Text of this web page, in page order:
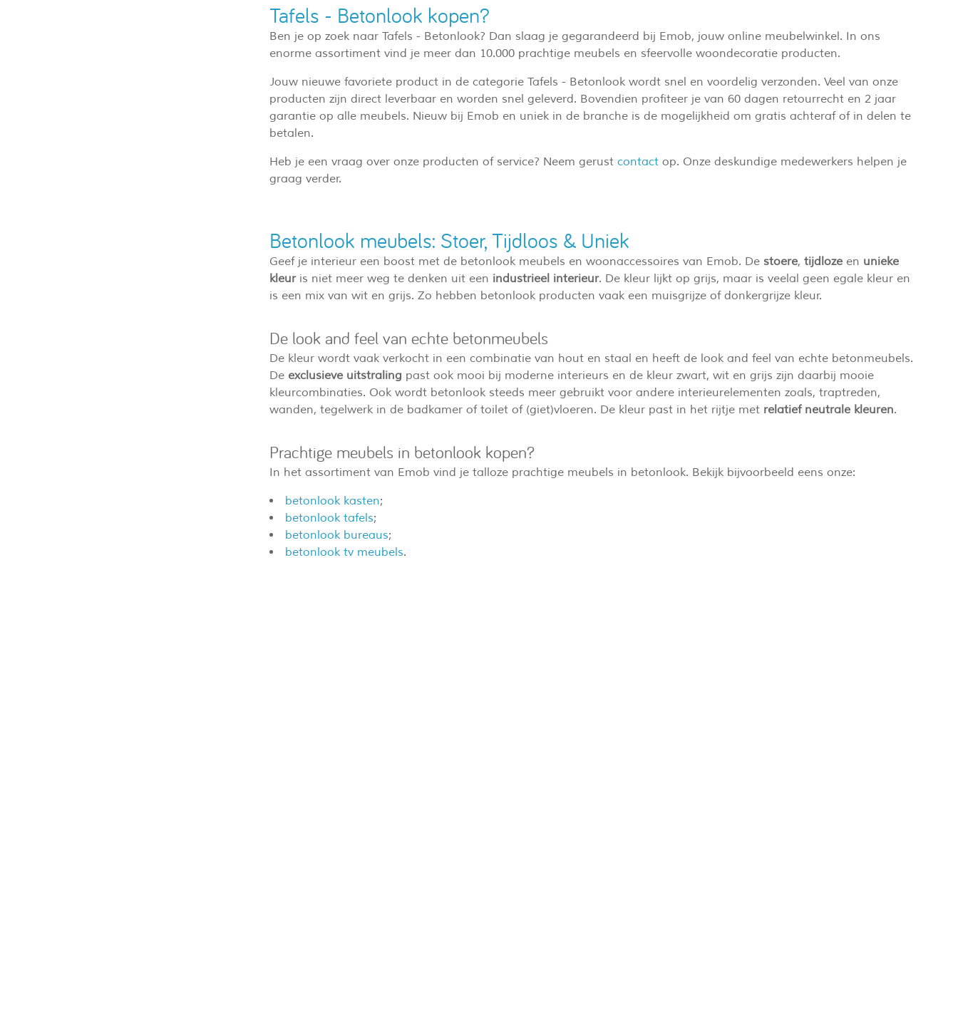
Tafels - Betonlook kopen?
Ben je op zoek naar Tafels - Betonlook? Dan slaag je gegarandeerd bij Emob, jouw online meubelwinkel. In ons
enorme assortiment vind je meer dan 10.000 prachtige meubels en sfeervolle woondecoratie producten.
Jouw nieuwe favoriete product in de categorie Tafels - Betonlook wordt snel en voordelig verzonden. Veel van onze
producten zijn direct leverbaar en worden snel geleverd. Bovendien profiteer je van 60 dagen retourrecht en 2 jaar
garantie op alle meubels. Nieuw bij Emob en uniek in de branche is de mogelijkheid om gratis achteraf of in delen te
betalen.
Heb je een vraag over onze producten of service? Neem gerust contact op. Onze deskundige medewerkers helpen je
graag verder.
Betonlook meubels: Stoer, Tijdloos & Uniek
Geef je interieur een boost met de betonlook meubels en woonaccessoires van Emob. De stoere, tijdloze en unieke
kleuris niet meer weg te denken uit een industrieel interieur. De kleur lijkt op grijs, maar is veelal geen egale kleur en
is een mix van wit en grijs. Zo hebben betonlook producten vaak een muisgrijze of donkergrijze kleur.
De look and feel van echte betonmeubels
De kleur wordt vaak verkocht in een combinatie van hout en staal en heeft de look and feel van echte betonmeubels.
De exclusieve uitstraling past ook mooi bij moderne interieurs en de kleur zwart, wit en grijs zijn daarbij mooie
kleurcombinaties. Ook wordt betonlook steeds meer gebruikt voor andere interieurelementen zoals, traptreden,
wanden, tegelwerk in de badkamer of toilet of (giet)vloeren. De kleur past in het rijtje met relatief neutrale kleuren.
Prachtige meubels in betonlook kopen?
In het assortiment van Emob vind je talloze prachtige meubels in betonlook. Bekijk bijvoorbeeld eens onze:
betonlook kasten;
betonlook tafels;
betonlook bureaus;
betonlook tv meubels.